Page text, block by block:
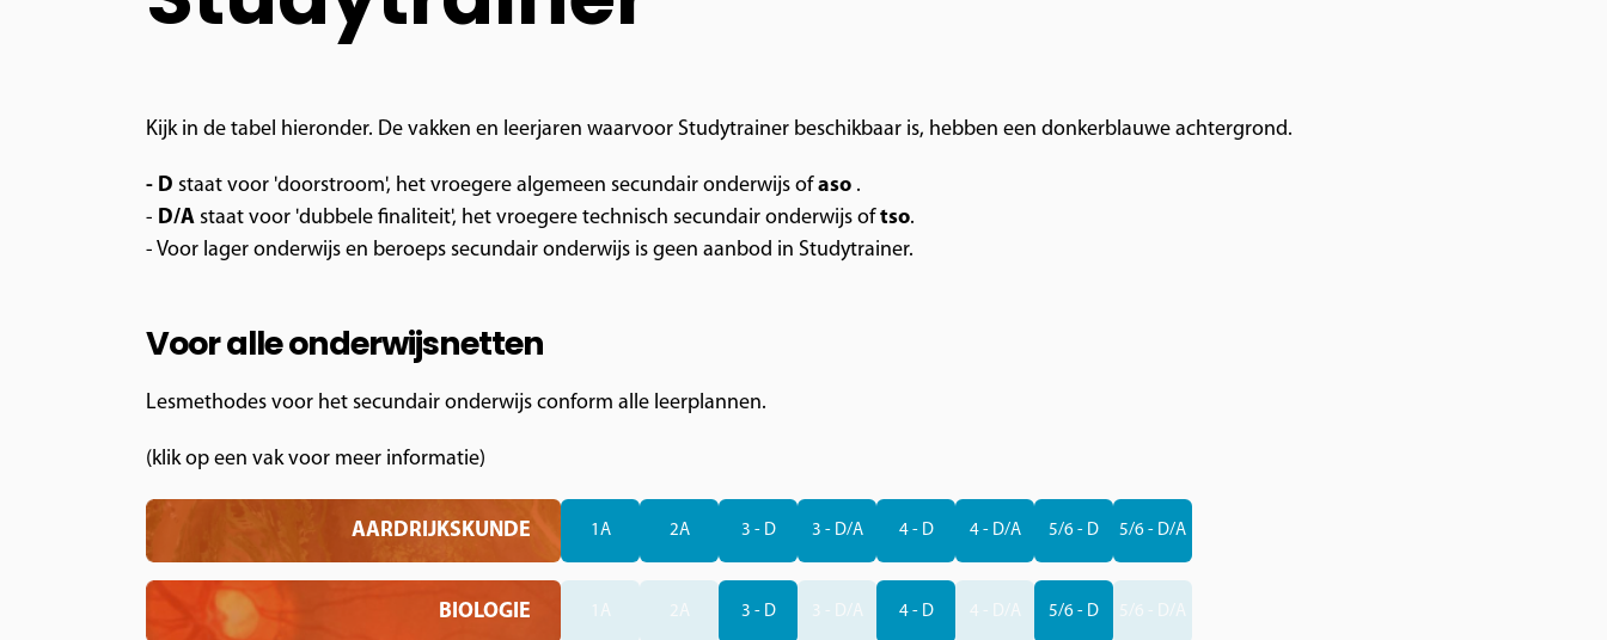
Kijk in de tabel hieronder. De vakken en leerjaren waarvoor Studytrainer beschikbaar is, hebben een donkerblauwe achtergrond.
- D staat voor 'doorstroom', het vroegere algemeen secundair onderwijs ofaso .
- D/A staat voor 'dubbele finaliteit', het vroegere technisch secundair onderwijs oftso.
- Voor lager onderwijs en beroeps secundair onderwijs is geen aanbod in Studytrainer.
Voor alle onderwijsnetten
Lesmethodes voor het secundair onderwijs conform alle leerplannen.
(klik op een vak voor meer informatie)
AARDRIJKSKUNDE 1A 2A 3 - D 3 - D/A 4 - D 4 - D/A 5/6 - D 5/6 - D/A
BIOLOGIE 1A 2A 3 - D 3 - D/A 4 - D 4 - D/A 5/6 - D 5/6 - D/A